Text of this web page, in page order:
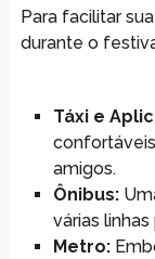
Para facilitar
durante o
Táxi e
amigos.
Ônibus:
várias
Metro: